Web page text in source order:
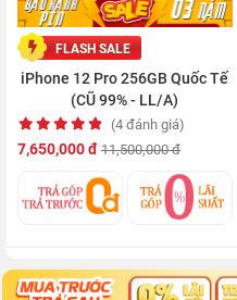
FLASH SALE
iPhone 12 Pro 256GB Quốc Tế
(CŨ 99% - LL/A)
(4 đánh giá)
7,650,000 đ 11,500,000 đ